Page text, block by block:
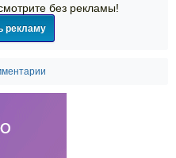
без рекламы!
рекламу